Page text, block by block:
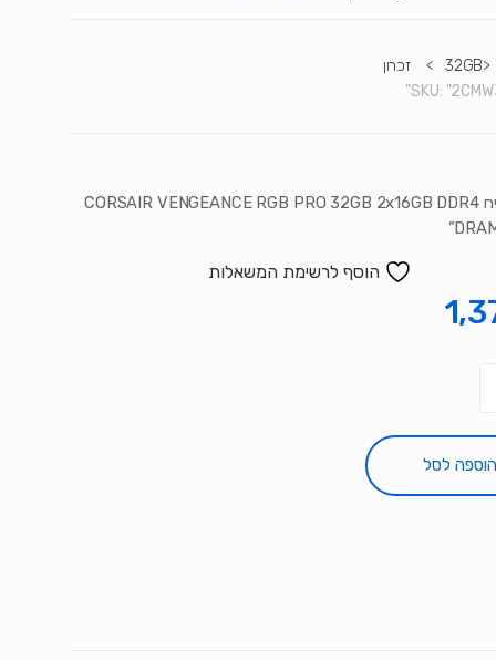
32GB>
>
זכרון
SKU:
“זכרון לנייח CORSAIR VENGEANCE RGB PRO 32GB 2x16GB DDR4
הוסף לרשימת המשאלות
הוספה לסל